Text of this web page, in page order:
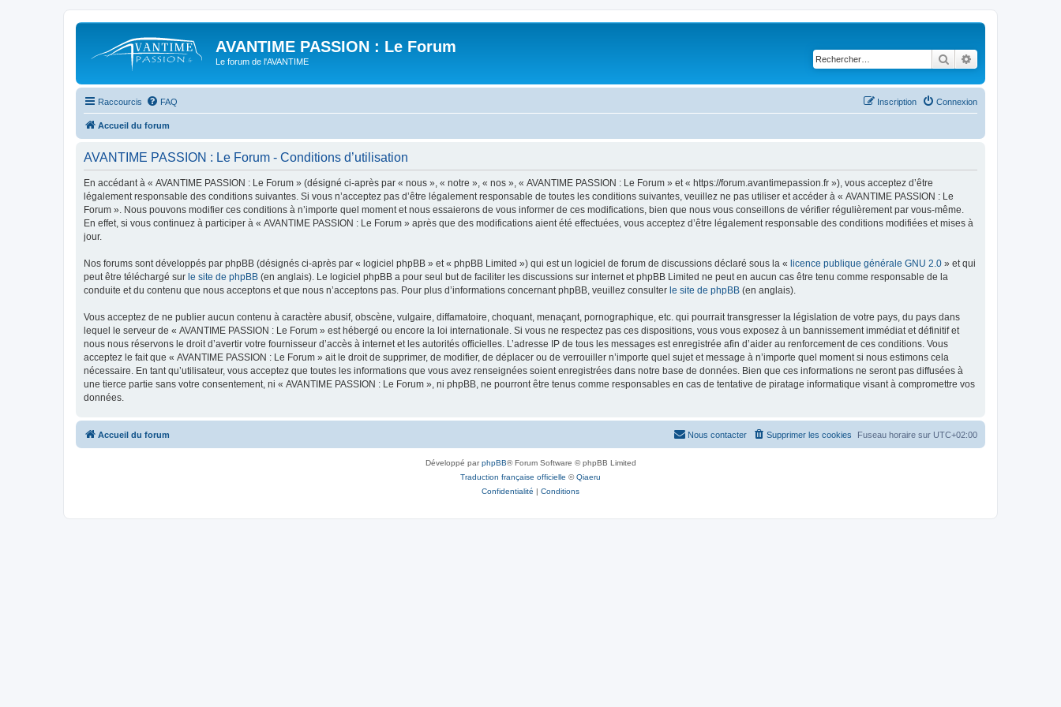
AVANTIME PASSION : Le Forum
Le forum de l'AVANTIME Rechercher
Raccourcis FAQ Connexion
Inscription
Accueil du forum
AVANTIME PASSION : Le Forum - Conditions d’utilisation
En accédant à « AVANTIME PASSION : Le Forum » (désigné ci-après par « nous », « notre », « nos », « AVANTIME PASSION : Le Forum » et « https://forum.avantimepassion.fr »), vous acceptez d’être
légalement responsable des conditions suivantes. Si vous n’acceptez pas d’être légalement responsable de toutes les conditions suivantes, veuillez ne pas utiliser et accéder à « AVANTIME PASSION : Le
Forum ». Nous pouvons modifier ces conditions à n’importe quel moment et nous essaierons de vous informer de ces modifications, bien que nous vous conseillons de vérifier régulièrement par vous-même.
En effet, si vous continuez à participer à « AVANTIME PASSION : Le Forum » après que des modifications aient été effectuées, vous acceptez d’être légalement responsable des conditions modifiées et mises à
jour.
Nos forums sont développés par phpBB (désignés ci-après par « logiciel phpBB » et « phpBB Limited ») qui est un logiciel de forum de discussions déclaré sous la « licence publique générale GNU 2.0 » et qui
peut être téléchargé sur le site de phpBB (en anglais). Le logiciel phpBB a pour seul but de faciliter les discussions sur internet et phpBB Limited ne peut en aucun cas être tenu comme responsable de la
conduite et du contenu que nous acceptons et que nous n’acceptons pas. Pour plus d’informations concernant phpBB, veuillez consulter le site de phpBB (en anglais).
Vous acceptez de ne publier aucun contenu à caractère abusif, obscène, vulgaire, diffamatoire, choquant, menaçant, pornographique, etc. qui pourrait transgresser la législation de votre pays, du pays dans
lequel le serveur de « AVANTIME PASSION : Le Forum » est hébergé ou encore la loi internationale. Si vous ne respectez pas ces dispositions, vous vous exposez à un bannissement immédiat et définitif et
nous nous réservons le droit d’avertir votre fournisseur d’accès à internet et les autorités officielles. L’adresse IP de tous les messages est enregistrée afin d’aider au renforcement de ces conditions. Vous
acceptez le fait que « AVANTIME PASSION : Le Forum » ait le droit de supprimer, de modifier, de déplacer ou de verrouiller n’importe quel sujet et message à n’importe quel moment si nous estimons cela
nécessaire. En tant qu’utilisateur, vous acceptez que toutes les informations que vous avez renseignées soient enregistrées dans notre base de données. Bien que ces informations ne seront pas diffusées à
une tierce partie sans votre consentement, ni « AVANTIME PASSION : Le Forum », ni phpBB, ne pourront être tenus comme responsables en cas de tentative de piratage informatique visant à compromettre vos
données.
Accueil du forum Fuseau horaire sur UTC+02:00
Supprimer les cookies
Nous contacter
Développé parphpBB® Forum Software © phpBB Limited
Traduction française officielle ©Qiaeru
Confidentialité | Conditions